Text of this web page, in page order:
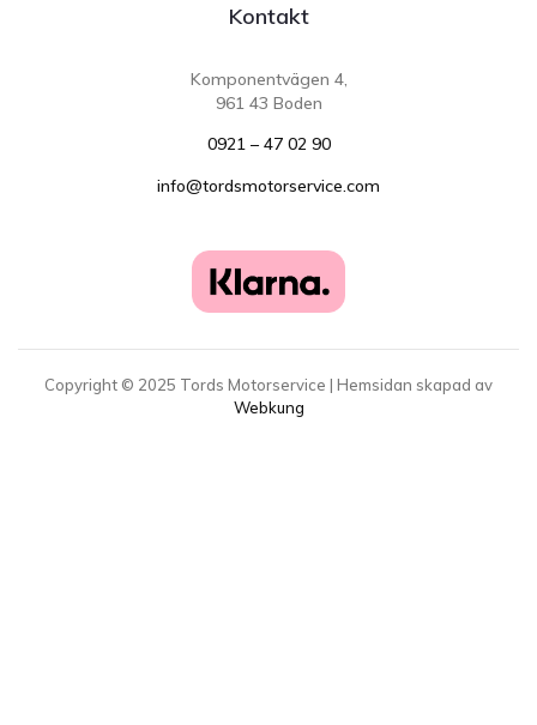
Kontakt
Komponentvägen 4,
961 43 Boden
0921 – 47 02 90
info@tordsmotorservice.com
Copyright © 2025 Tords Motorservice | Hemsidan skapad av
Webkung